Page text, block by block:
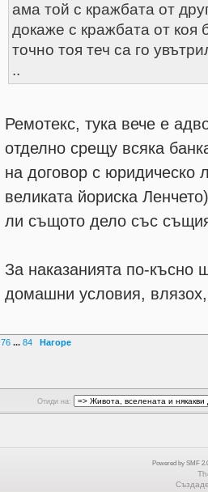
ама той с кражбата от
докаже с кражбата от коя
точно тоя теч са го
..
Ремотекс, тука вече е
отделно срещу всяка
на договор с юридическо
великата йориска
ли същото дело със
За наказанията по-
домашни условия,
76 ... 84 Нагоре
Отиди на:
Powered by SMF